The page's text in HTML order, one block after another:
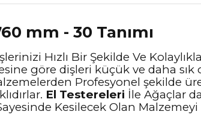
mm - 30 Tanımı
Hızlı Bir Şekilde Ve
göre dişleri küçük ve daha
Profesyonel şekilde
El Testereleri İle Ağaçlar
Kesilecek Olan